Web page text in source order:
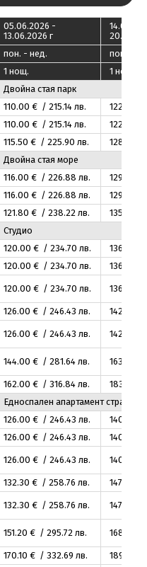
05.06.2026 -
13.06.2026 г
пон. - нед.
пон. -
1 нощ.
1 нощ.
Двойна стая парк
110.00 € / 215.14лв. 122
110.00 € / 215.14лв. 122
115.50 € / 225.90 лв. 128
Двойна стая море
116.00 € / 226.88 лв. 129
116.00 € / 226.88 лв. 129
121.80 € / 238.22лв. 135
Студио
120.00 € / 234.70 лв. 136
120.00 € / 234.70 лв. 136
120.00 € / 234.70 лв. 136
126.00 € / 246.43 лв. 142
126.00 € / 246.43 лв. 142
144.00 € / 281.64лв. 163
162.00 € / 316.84лв. 183
Едноспален апартамент
126.00 € / 246.43 лв. 140
126.00 € / 246.43 лв. 140
126.00 € / 246.43 лв. 140
132.30 € / 258.76 лв. 147
132.30 € / 258.76 лв. 147
151.20 € / 295.72лв. 168
170.10 € / 332.69 лв. 189